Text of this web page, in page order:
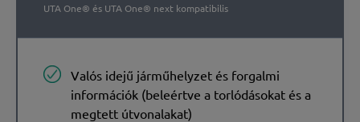
UTA One® és UTA One® next kompatibilis
Valós idejű járműhelyzet és forgalmi
információk (beleértve a torlódásokat és a
megtett útvonalakat)